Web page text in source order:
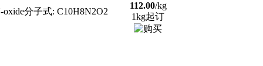
分子式: C10H8N2O2
112.00/kg
1kg起订